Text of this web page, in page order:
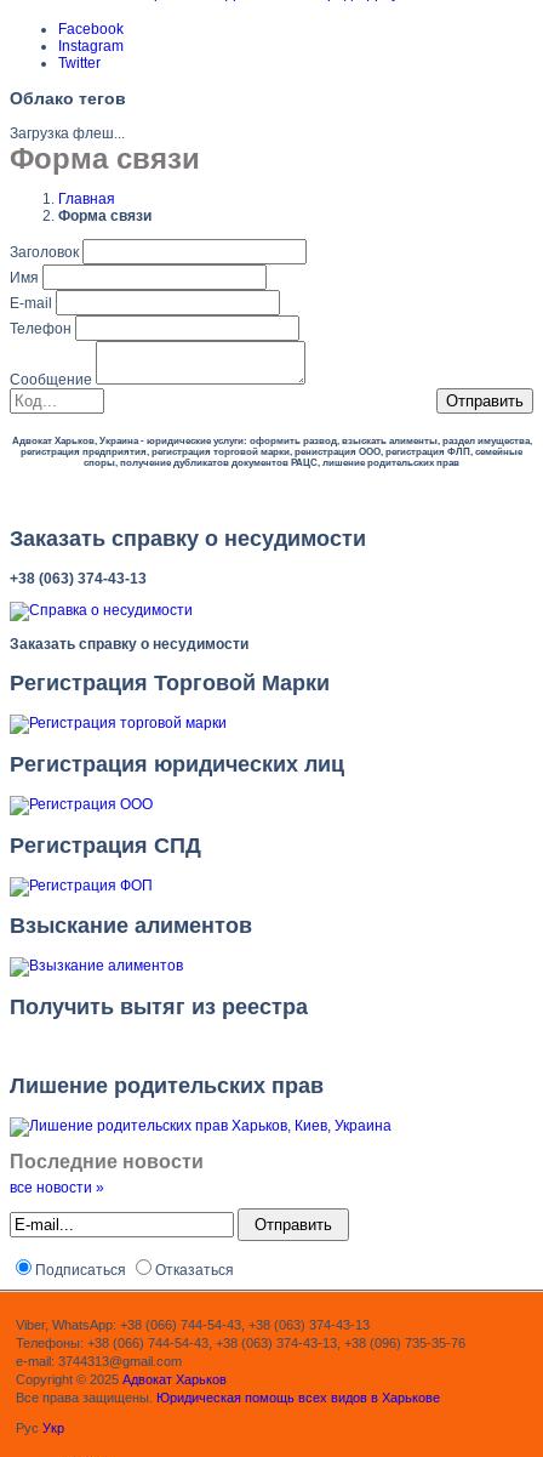
Facebook
Instagram
Twitter
Облако тегов
Загрузка флеш...
Форма связи
Главная
Форма связи
Заголовок
Имя
E-mail
Телефон
Сообщение
Отправить
Адвокат Харьков, Украина - юридические услуги: оформить развод, взыскать алименты, раздел имущества,
регистрация предприятия, регистрация торговой марки, ренистрация ООО, регистрация ФЛП, семейные
споры, получение дубликатов документов РАЦС, лишение родительских прав
Заказать справку о несудимости
+38 (063) 374-43-13
Заказать справку о несудимости
Регистрация Торговой Марки
Регистрация юридических лиц
Регистрация СПД
Взыскание алиментов
Получить вытяг из реестра
Лишение родительских прав
Последние новости
все новости »
Подписаться Отказаться
Viber, WhatsApp: +38 (066) 744-54-43, +38 (063) 374-43-13
Телефоны: +38 (066) 744-54-43, +38 (063) 374-43-13, +38 (096) 735-35-76
e-mail: 3744313@gmail.com
Copyright © 2025 Адвокат Харьков
Все права защищены. Юридическая помощь всех видов в Харькове
Рус Укр